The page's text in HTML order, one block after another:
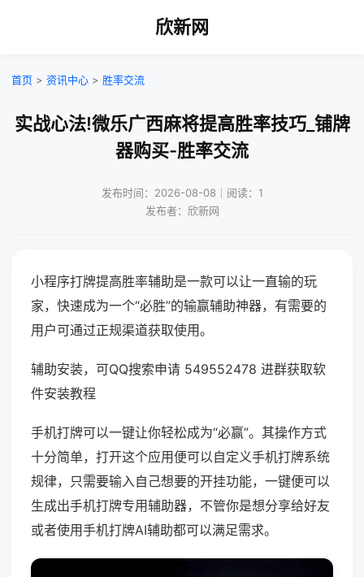
欣新网
首页 > 资讯中心 > 胜率交流
实战心法!微乐广西麻将提高胜率技巧_铺牌
器购买-胜率交流
发布时间：2026-08-08｜阅读：1
发布者：欣新网
小程序打牌提高胜率辅助是一款可以让一直输的玩
家，快速成为一个“必胜”的输赢辅助神器，有需要的
用户可通过正规渠道获取使用。
辅助安装，可QQ搜索申请 549552478 进群获取软
件安装教程
手机打牌可以一键让你轻松成为“必赢”。其操作方式
十分简单，打开这个应用便可以自定义手机打牌系统
规律，只需要输入自己想要的开挂功能，一键便可以
生成出手机打牌专用辅助器，不管你是想分享给好友
或者使用手机打牌AI辅助都可以满足需求。